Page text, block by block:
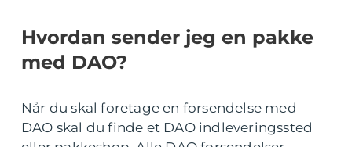
Hvordan sender jeg en pakke
med DAO?
Når du skal foretage en forsendelse med
DAO skal du finde et DAO indleveringssted